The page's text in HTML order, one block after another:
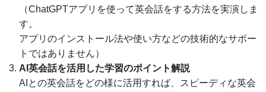
（ChatGPTアプリを使って英会話をする方法を実演しま
す。
アプリのインストール法や使い方などの技術的なサポー
トではありません）
AI英会話を活用した学習のポイント解説
AIとの英会話をどの様に活用すれば、スピーディな英会